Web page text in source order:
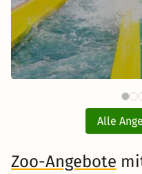
Therme
inkl.
Alle
Zoo-Angebote